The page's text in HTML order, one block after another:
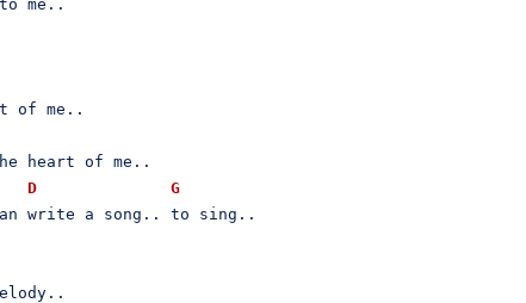
me..
of me..
heart of me..
D
G
write a song.. to sing..